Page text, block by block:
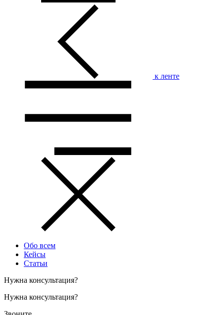
к ленте
Обо всем
Кейсы
Статьи
Нужна консультация?
Нужна консультация?